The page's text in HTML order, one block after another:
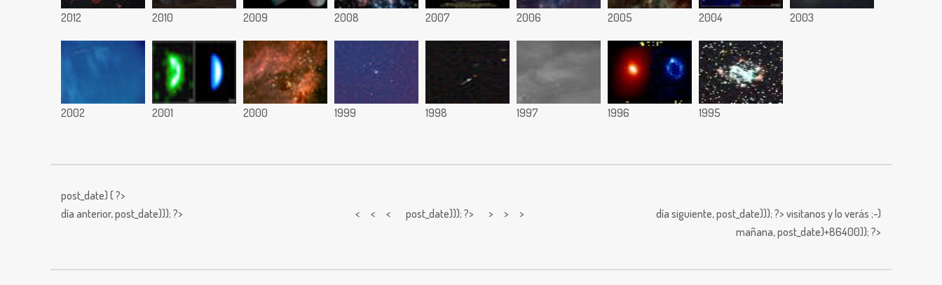
2012 2010 2009 2008 2007 2006 2005 2004 2003
2002 2001 2000 1999 1998 1997 1996 1995
post_date) { ?>
día anterior,post_date))); ?> < < < post_date))); ?> > > > día siguiente,post_date))); ?> visitanos y lo verás ;-)
mañana,post_date)+86400)); ?>